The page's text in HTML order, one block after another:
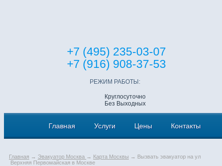
+7 (495) 235-03-07
+7 (916) 908-37-53
РЕЖИМ РАБОТЫ:
Круглосуточно
Без Выходных
Главная Услуги Цены Контакты
Главная → Эвакуатор Москва → Карта Москвы → Вызвать эвакуатор на ул
Верхняя Первомайская в Москве